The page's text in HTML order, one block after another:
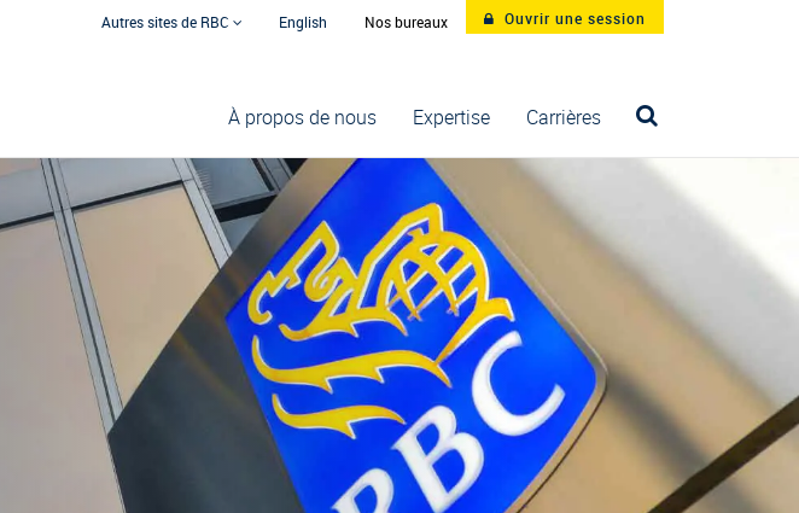
Autres sites de RBC English Nos bureaux Ouvrir une session
À propos de nous Expertise Carrières